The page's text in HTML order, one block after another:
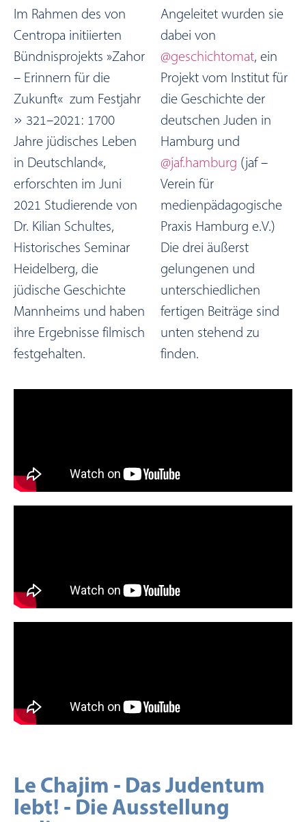
Im Rahmen des von
Centropa initiierten
Bündnisprojekts »Zahor
– Erinnern für die
Zukunft« zum Festjahr
» 321–2021: 1700
Jahre jüdisches Leben
in Deutschland«,
erforschten im Juni
2021 Studierende von
Dr. Kilian Schultes,
Historisches Seminar
Heidelberg, die
jüdische Geschichte
Mannheims und haben
ihre Ergebnisse filmisch
festgehalten.
Angeleitet wurden sie
dabei von
@geschichtomat, ein
Projekt vom Institut für
die Geschichte der
deutschen Juden in
Hamburg und
@jaf.hamburg (jaf –
Verein für
medienpädagogische
Praxis Hamburg e.V.)
Die drei äußerst
gelungenen und
unterschiedlichen
fertigen Beiträge sind
unten stehend zu
finden.
Le Chajim - Das Judentum
lebt! - Die Ausstellung